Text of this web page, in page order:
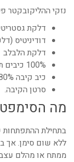
נזקי ההליקובקטר
דלקת
דודיניטיס
דלקת הלבלב
100% כיבים תריסריון
כיב קיבה 80%
סרטן הקיבה.
מה
בתחילת ההתפתחות
ללא שום סימן. אך
ממתח או מהלם